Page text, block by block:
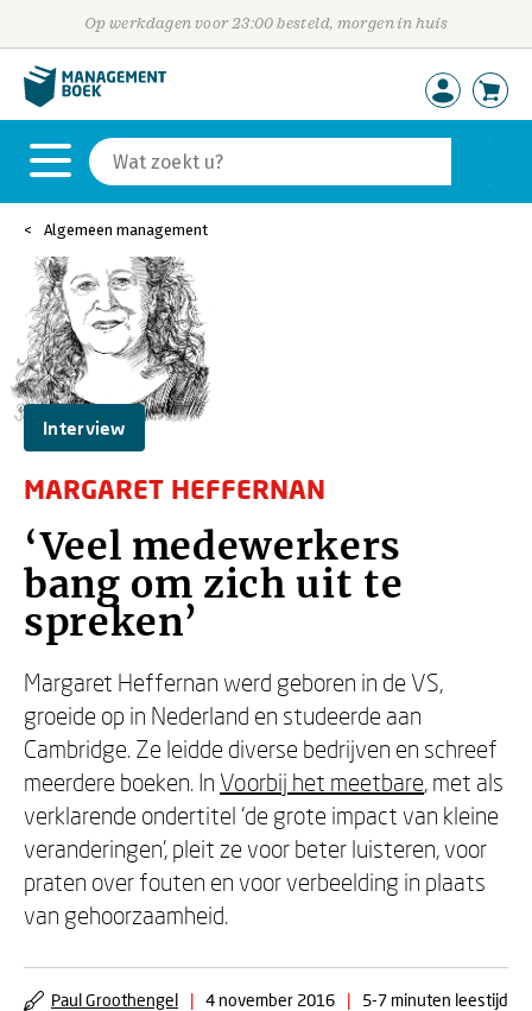
Op werkdagen voor 23:00 besteld, morgen in huis
Algemeen management
Interview
MARGARET HEFFERNAN
‘Veel medewerkers
bang om zich uit te
spreken’
Margaret Heffernan werd geboren in de VS,
groeide op in Nederland en studeerde aan
Cambridge. Ze leidde diverse bedrijven en schreef
meerdere boeken. In Voorbij het meetbare, met als
verklarende ondertitel ‘de grote impact van kleine
veranderingen’, pleit ze voor beter luisteren, voor
praten over fouten en voor verbeelding in plaats
van gehoorzaamheid.
Paul Groothengel | 4 november 2016 | 5-7 minuten leestijd